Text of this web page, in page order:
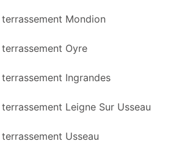
Mondion
Oyre
Ingrandes
Leigne Sur Usseau
Usseau